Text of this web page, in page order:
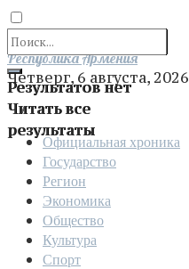
Результатов нет
Читать все
результаты
Отправить
Республика Армения
Четверг, 6 августа, 2026
Официальная хроника
Государство
Регион
Экономика
Общество
Культура
Спорт